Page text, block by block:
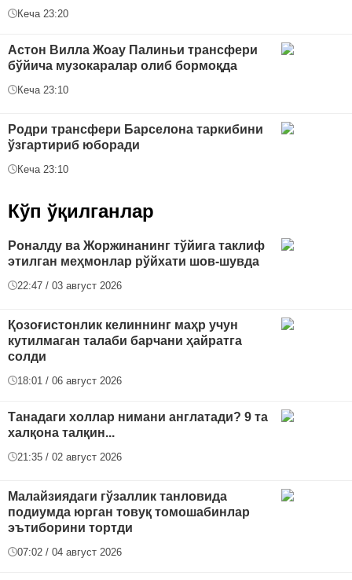
Кеча 23:20
Астон Вилла Жоау Палиньи трансфери
бўйича музокаралар олиб бормоқда
Кеча 23:10
Родри трансфери Барселона таркибини
ўзгартириб юборади
Кеча 23:10
Кўп ўқилганлар
Роналду ва Жоржинанинг тўйига таклиф
этилган меҳмонлар рўйхати шов-шувда
22:47 / 03 август 2026
Қозоғистонлик келиннинг маҳр учун
кутилмаган талаби барчани ҳайратга
солди
18:01 / 06 август 2026
Танадаги холлар нимани англатади? 9 та
халқона талқин...
21:35 / 02 август 2026
Малайзиядаги гўзаллик танловида
подиумда юрган товуқ томошабинлар
эътиборини тортди
07:02 / 04 август 2026